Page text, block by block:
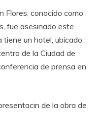
Flores, conocido como
fue asesinado este
tiene un hotel, ubicado
de la Ciudad de
de prensa en
de la obra de